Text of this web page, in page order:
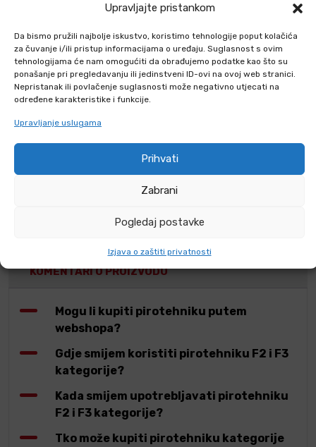
Upravljajte pristankom
Da bismo pružili najbolje iskustvo, koristimo tehnologije poput kolačića
za čuvanje i/ili pristup informacijama o uređaju. Suglasnost s ovim
tehnologijama će nam omogućiti da obrađujemo podatke kao što su
ponašanje pri pregledavanju ili jedinstveni ID-ovi na ovoj web stranici.
Nepristanak ili povlačenje suglasnosti može negativno utjecati na
određene karakteristike i funkcije.
Upravljanje uslugama
Prihvati
Zabrani
Pogledaj postavke
Izjava o zaštiti privatnosti
Prodajno pakiranje: 40 komada u kutiji
Šifra:269
proizvodi
KOMENTARI O PROIZVODU
Mogu li kupiti pirotehniku putem
webshopa?
Gdje smijem koristiti pirotehniku F2 i F3
kategorije?
Kada smijem upotrebljavati pirotehniku
F2 i F3 kategorije?
Tko može kupiti pirotehniku kategorije